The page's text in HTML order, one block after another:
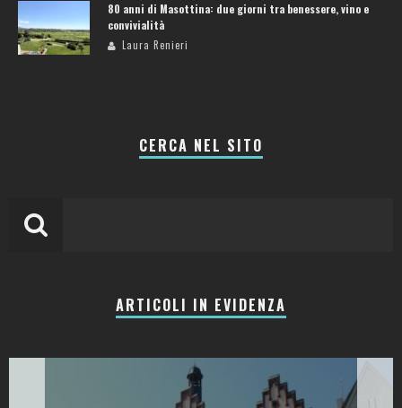
80 anni di Masottina: due giorni tra benessere, vino e
convivialità
Laura Renieri
CERCA NEL SITO
ARTICOLI IN EVIDENZA